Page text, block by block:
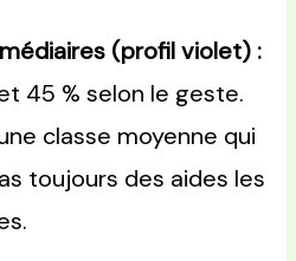
(profil violet) :
45 % selon le geste.
classe moyenne qui
toujours des aides les